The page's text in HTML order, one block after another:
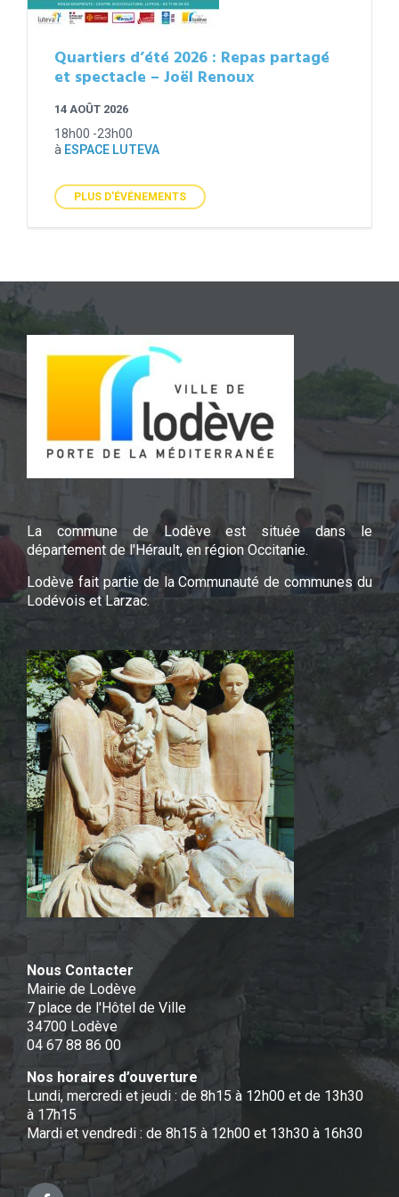
Quartiers d’été 2026 : Repas partagé
et spectacle – Joël Renoux
14 AOÛT 2026
18h00 -23h00
à ESPACE LUTEVA
PLUS D'ÉVÉNEMENTS
La commune de Lodève est située dans le
département de l'Hérault, en région Occitanie.
Lodève fait partie de la Communauté de communes du
Lodévois et Larzac.
Nous Contacter
Mairie de Lodève
7 place de l'Hôtel de Ville
34700 Lodève
04 67 88 86 00
Nos horaires d’ouverture
Lundi, mercredi et jeudi : de 8h15 à 12h00 et de 13h30
à 17h15
Mardi et vendredi : de 8h15 à 12h00 et 13h30 à 16h30